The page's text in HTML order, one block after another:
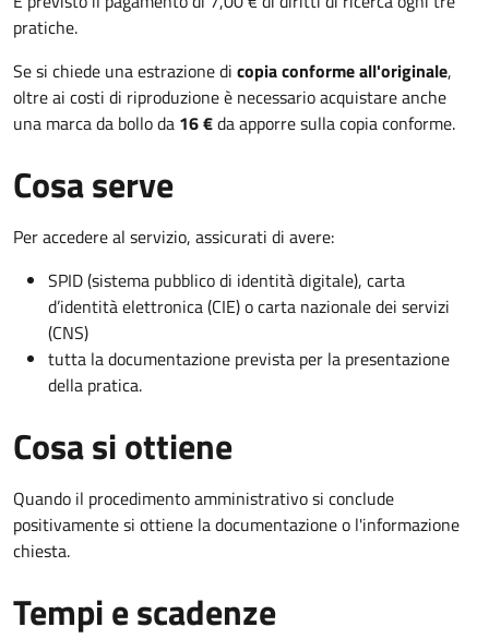
pratiche.
Se si chiede una estrazione di copia conforme all'originale,
oltre ai costi di riproduzione è necessario acquistare anche
una marca da bollo da 16 €da apporre sulla copia conforme.
Cosa serve
Per accedere al servizio, assicurati di avere:
SPID (sistema pubblico di identità digitale), carta
d’identità elettronica (CIE) o carta nazionale dei servizi
(CNS)
tutta la documentazione prevista per la presentazione
della pratica.
Cosa si ottiene
Quando il procedimento amministrativo si conclude
positivamente si ottiene la documentazione o l'informazione
chiesta.
Tempi e scadenze